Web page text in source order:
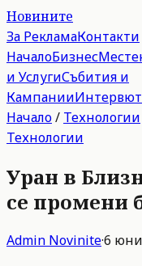
Новините
За РекламаКонтакти
НачалоБизнес
и УслугиСъбития и
Кампании
Начало/ Технологии
Технологии
Уран в
се промени
Admin Novinite·6 юни